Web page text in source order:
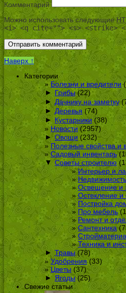
Комментарий
Можно использовать следующие
<i> <q cite=""> <s> <strike>
Наверх ↑
Категории
Болезни и вредители
► Грибы(22)
► Дачнику на заметку
► Деревья (74)
► Кустарники(38)
Новости(2957)
► Овощи (232)
Полезные свойства и
Садовый инвентарь
▼ Советы строителю
Интерьер и
Недвижимость
Освещение и
Остекление и
Постройка
Про мебель
Ремонт и
Сантехника
Техника и
► Травы(78)
Удобрения(33)
Цветы (37)
► Ягоды(25)
Свежие статьи